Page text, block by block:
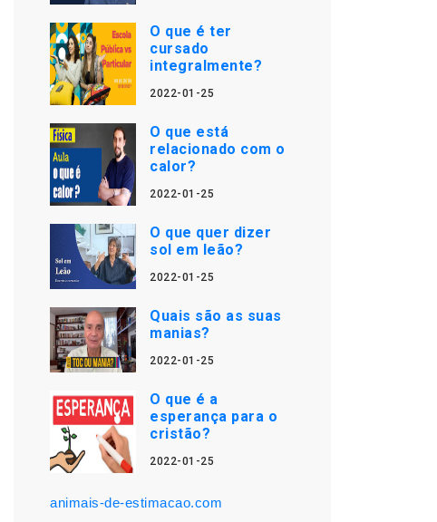
O que é ter
cursado
integralmente?
2022-01-25
O que está
relacionado com o
calor?
2022-01-25
O que quer dizer
sol em leão?
2022-01-25
Quais são as suas
manias?
2022-01-25
O que é a
esperança para o
cristão?
2022-01-25
animais-de-estimacao.com